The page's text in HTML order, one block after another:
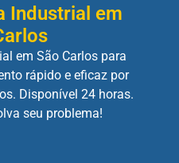
Industrial em
em São Carlos para
rápido e eficaz por
Disponível 24 horas.
seu problema!